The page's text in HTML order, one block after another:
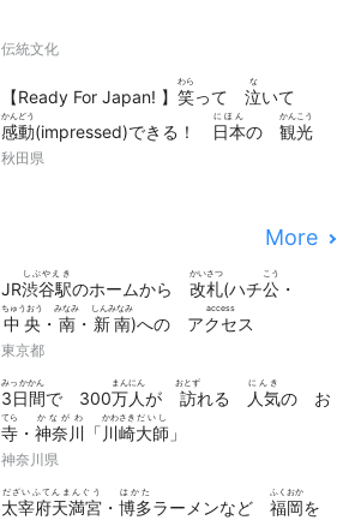
伝統文化
【Ready For Japan! 】 笑
わら
って 泣
な
いて
感動
かんどう
(impressed)できる！ 日本
にほん
の 観光
かんこう
動画
どうが
10
秋田県
More
JR渋谷駅
しぶやえき
のホームから 改札
かいさつ
(ハチ公
こう
・
中央
ちゅうおう
・ 南
みなみ
・ 新南
しんみなみ
)への アクセス
access
東京都
3日間
みっかかん
で 300万人
まんにん
が 訪
おとず
れる 人気
にんき
の お
寺
てら
・ 神奈川
かながわ
「 川崎
かわさき
大師
だいし
」
神奈川県
太宰府天満宮
だざいふてんまんぐう
・ 博多
はかた
ラーメンなど 福岡
ふくおか
を